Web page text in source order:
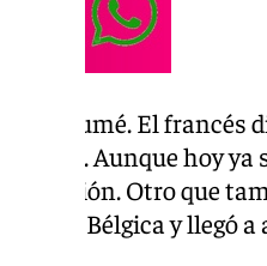
Agoumé. El
Sub 21. Aunque hoy
sanción. Otro que
con Bélgica y llegó